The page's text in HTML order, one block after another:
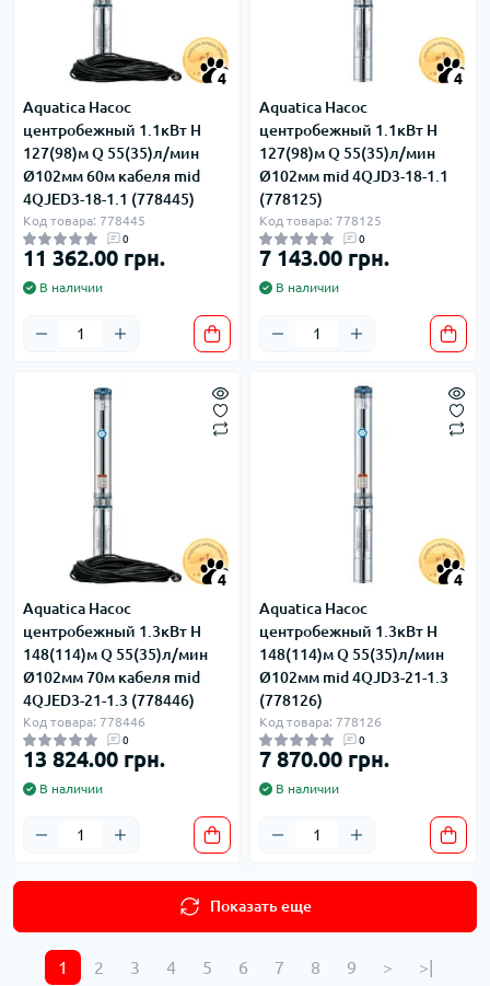
4
Aquatica Насос
центробежный 1.1кВт H
127(98)м Q 55(35)л/мин
Ø102мм 60м кабеля mid
4QJED3-18-1.1 (778445)
Код товара: 778445
0
11 362.00 грн.
В наличии
4
Aquatica Насос
центробежный 1.1кВт H
127(98)м Q 55(35)л/мин
Ø102мм mid 4QJD3-18-1.1
(778125)
Код товара: 778125
0
7 143.00 грн.
В наличии
4
Aquatica Насос
центробежный 1.3кВт H
148(114)м Q 55(35)л/мин
Ø102мм 70м кабеля mid
4QJED3-21-1.3 (778446)
Код товара: 778446
0
13 824.00 грн.
В наличии
4
Aquatica Насос
центробежный 1.3кВт H
148(114)м Q 55(35)л/мин
Ø102мм mid 4QJD3-21-1.3
(778126)
Код товара: 778126
0
7 870.00 грн.
В наличии
Показать еще
1 2 3 4 5 6 7 8 9 > >|